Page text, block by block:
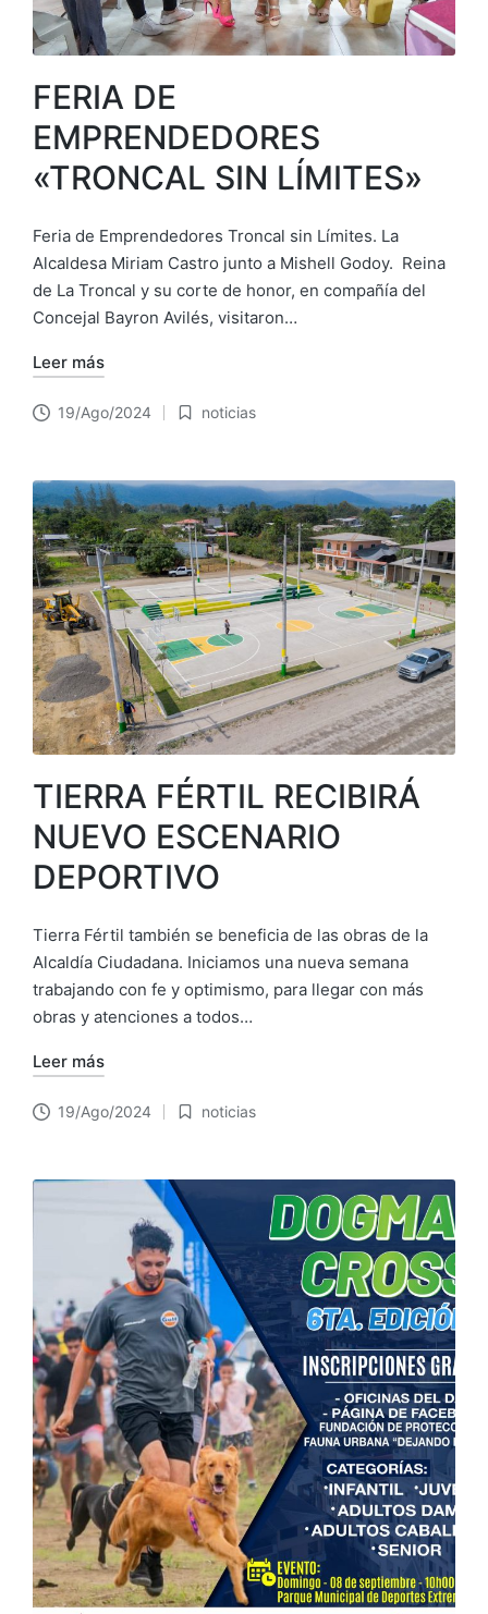
FERIA DE
EMPRENDEDORES
«TRONCAL SIN LÍMITES»
Feria de Emprendedores Troncal sin Límites. La
Alcaldesa Miriam Castro junto a Mishell Godoy. Reina
de La Troncal y su corte de honor, en compañía del
Concejal Bayron Avilés, visitaron…
Leer más
19/Ago/2024
Publicado
noticias
TIERRA FÉRTIL RECIBIRÁ
NUEVO ESCENARIO
DEPORTIVO
Tierra Fértil también se beneficia de las obras de la
Alcaldía Ciudadana. Iniciamos una nueva semana
trabajando con fe y optimismo, para llegar con más
obras y atenciones a todos…
Leer más
19/Ago/2024
Publicado
noticias